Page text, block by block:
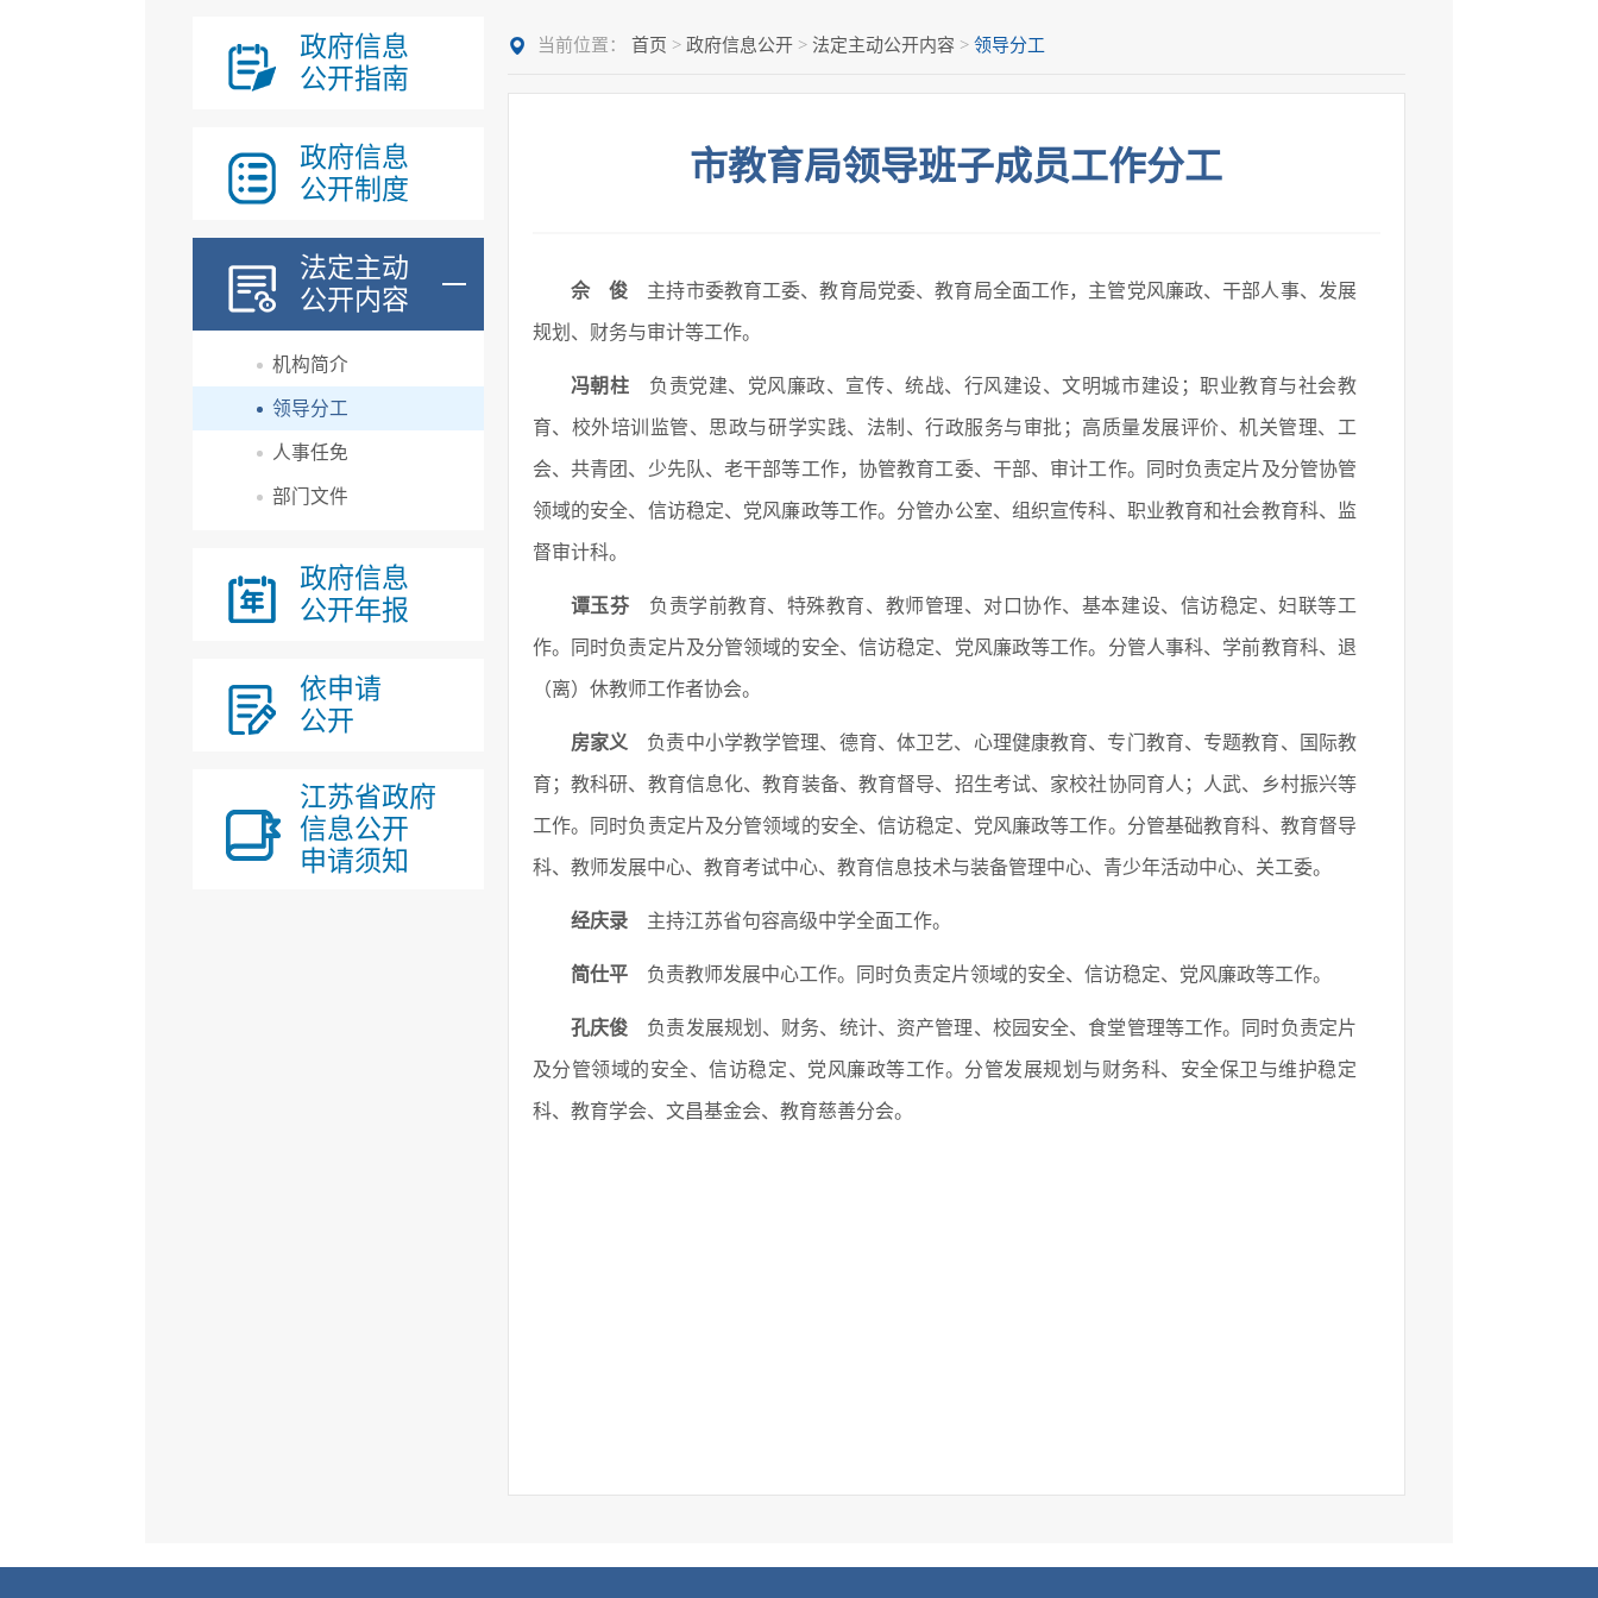
政府信息
公开指南
政府信息
公开制度
法定主动
公开内容
机构简介
领导分工
人事任免
部门文件
政府信息
公开年报
依申请
公开
江苏省政府
信息公开
申请须知
当前位置： 首页 > 政府信息公开> 法定主动公开内容 > 领导分工
市教育局领导班子成员工作分工
佘 俊 主持市委教育工委、教育局党委、教育局全面工作，主管党风廉政、干部人事、发展
规划、财务与审计等工作。
冯朝柱 负责党建、党风廉政、宣传、统战、行风建设、文明城市建设；职业教育与社会教
育、校外培训监管、思政与研学实践、法制、行政服务与审批；高质量发展评价、机关管理、工
会、共青团、少先队、老干部等工作，协管教育工委、干部、审计工作。同时负责定片及分管协管
领域的安全、信访稳定、党风廉政等工作。分管办公室、组织宣传科、职业教育和社会教育科、监
督审计科。
谭玉芬 负责学前教育、特殊教育、教师管理、对口协作、基本建设、信访稳定、妇联等工
作。同时负责定片及分管领域的安全、信访稳定、党风廉政等工作。分管人事科、学前教育科、退
（离）休教师工作者协会。
房家义 负责中小学教学管理、德育、体卫艺、心理健康教育、专门教育、专题教育、国际教
育；教科研、教育信息化、教育装备、教育督导、招生考试、家校社协同育人；人武、乡村振兴等
工作。同时负责定片及分管领域的安全、信访稳定、党风廉政等工作。分管基础教育科、教育督导
科、教师发展中心、教育考试中心、教育信息技术与装备管理中心、青少年活动中心、关工委。
经庆录主持江苏省句容高级中学全面工作。
简仕平负责教师发展中心工作。同时负责定片领域的安全、信访稳定、党风廉政等工作。
孔庆俊 负责发展规划、财务、统计、资产管理、校园安全、食堂管理等工作。同时负责定片
及分管领域的安全、信访稳定、党风廉政等工作。分管发展规划与财务科、安全保卫与维护稳定
科、教育学会、文昌基金会、教育慈善分会。